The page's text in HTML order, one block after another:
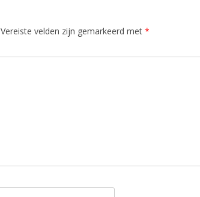
Vereiste velden zijn gemarkeerd met *